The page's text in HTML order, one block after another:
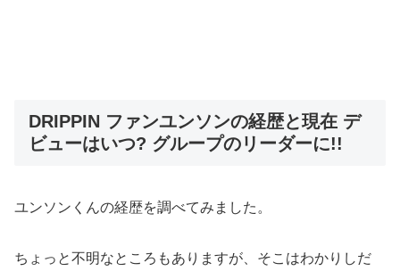
DRIPPIN ファンユンソンの経歴と現在 デ
ビューはいつ? グループのリーダーに!!
ユンソンくんの経歴を調べてみました。
ちょっと不明なところもありますが、そこはわかりしだ